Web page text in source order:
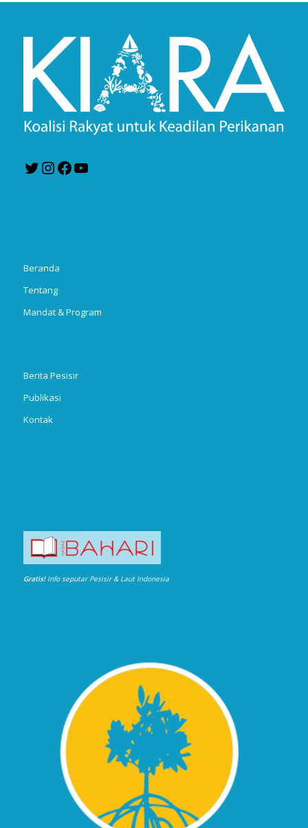
TwitterInstagram
Facebook
Beranda
Tentang
Mandat & Program
Berita Pesisir
Publikasi
Kontak
Gratis! Info seputar Pesisir & Laut Indonesia